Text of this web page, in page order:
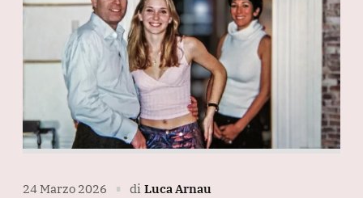
24 Marzo 2026 ∎ di Luca Arnau